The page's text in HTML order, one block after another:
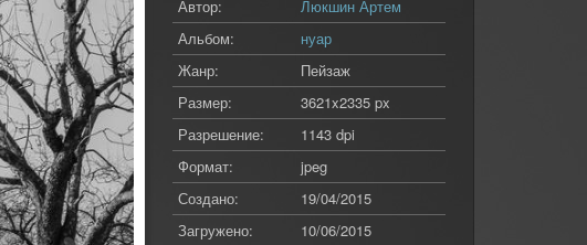
Автор:
Люкшин Артем
Альбом:
нуар
Жанр:
Пейзаж
Размер:
3621x2335 px
Разрешение:
1143 dpi
Формат:
jpeg
Создано:
19/04/2015
Загружено:
10/06/2015